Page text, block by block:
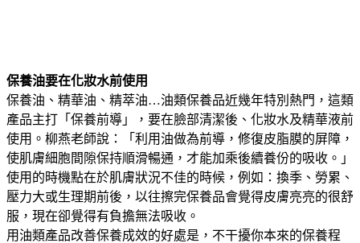
保養油要在化妝水前使用
保養油、精華油、精萃油…油類保養品近幾年特別熱門，這類
產品主打「保養前導」，要在臉部清潔後、化妝水及精華液前
使用。柳燕老師說：「利用油做為前導，修復皮脂膜的屏障，
使肌膚細胞間隙保持順滑暢通，才能加乘後續養份的吸收。」
使用的時機點在於肌膚狀況不佳的時候，例如：換季、勞累、
壓力大或生理期前後，以往擦完保養品會覺得皮膚亮亮的很舒
服，現在卻覺得有負擔無法吸收。
用油類產品改善保養成效的好處是，不干擾你本來的保養程